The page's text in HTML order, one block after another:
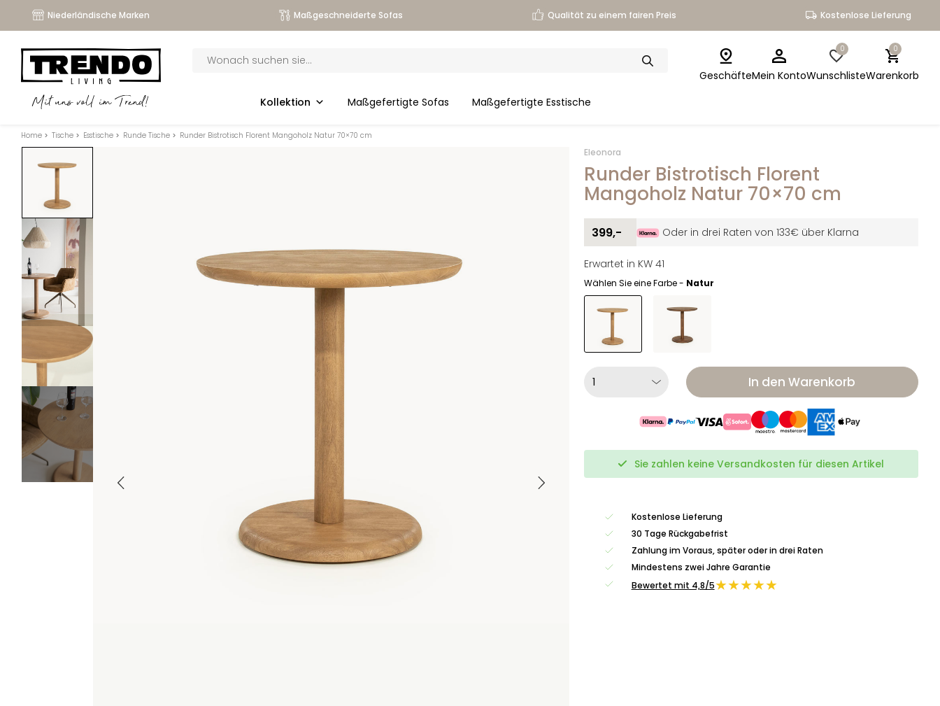
Niederländische Marken Maßgeschneiderte Sofas Qualität zu einem fairen Preis Kostenlose Lieferung
Mit uns voll im Trend!
search
Kollektion Maßgefertigte Sofas Maßgefertigte Esstische
GeschäfteMein Konto
0
Wunschliste
0
Warenkorb
Home > Tische > Esstische > Runde Tische > Runder Bistrotisch Florent Mangoholz Natur 70×70 cm
Eleonora
Runder Bistrotisch Florent
Mangoholz Natur 70×70 cm
399,- Oder in drei Raten von 133€ über Klarna
Erwartet in KW 41
Wählen Sie eine Farbe - Natur
In den Warenkorb
Sie zahlen keine Versandkosten für diesen Artikel
Kostenlose Lieferung
30 Tage Rückgabefrist
Zahlung im Voraus, später oder in drei Raten
Mindestens zwei Jahre Garantie
Bewertet mit 4,8/5★★★★★